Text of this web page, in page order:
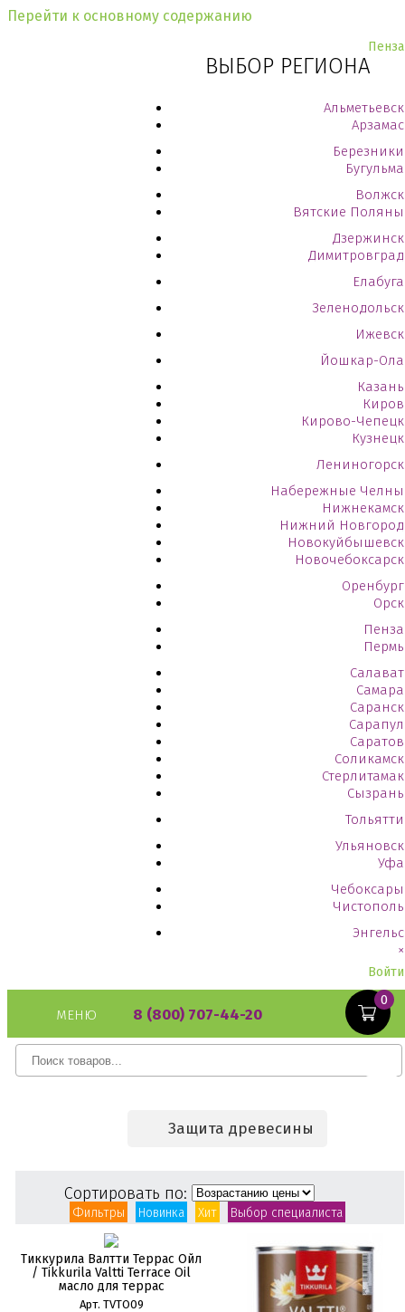
Перейти к основному содержанию
Пенза
ВЫБОР РЕГИОНА
Альметьевск
Арзамас
Березники
Бугульма
Волжск
Вятские Поляны
Дзержинск
Димитровград
Елабуга
Зеленодольск
Ижевск
Йошкар-Ола
Казань
Киров
Кирово-Чепецк
Кузнецк
Лениногорск
Набережные Челны
Нижнекамск
Нижний Новгород
Новокуйбышевск
Новочебоксарск
Оренбург
Орск
Пенза
Пермь
Салават
Самара
Саранск
Сарапул
Саратов
Соликамск
Стерлитамак
Сызрань
Тольятти
Ульяновск
Уфа
Чебоксары
Чистополь
Энгельс
×
Войти
МЕНЮ 8 (800) 707-44-20
0
Защита древесины
Сортировать по:
Фильтры Новинка Хит Выбор специалиста
Тиккурила Валтти Террас Ойл
/ Tikkurila Valtti Terrace Oil
масло для террас
Арт. TVTO09